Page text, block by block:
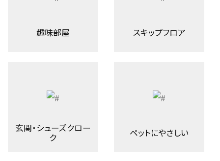
趣味部屋 スキップフロア
玄関・シューズクロー
ク
ペットにやさしい